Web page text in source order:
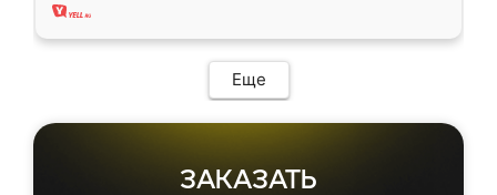
Еще
ЗАКАЗАТЬ